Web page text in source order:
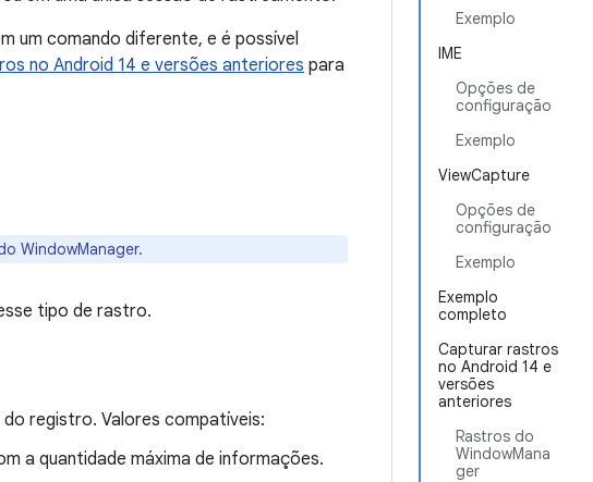
Exemplo
IME
Opções de
configuração
Exemplo
ViewCapture
Opções de
configuração
Exemplo
Exemplo
completo
Capturar rastros
no Android 14 e
versões
anteriores
Rastros do
WindowMana
ger
um comando diferente, e é possível
no Android 14 e versões anteriores para
WindowManager.
tipo de rastro.
registro. Valores compatíveis:
a quantidade máxima de informações.